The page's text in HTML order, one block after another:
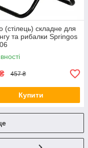
(стілець) складне для
та рибалки Springos
457 ₴
Купити